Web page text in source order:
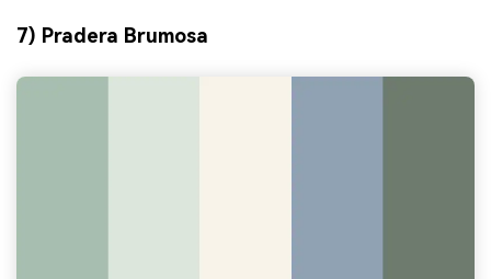
7) Pradera Brumosa